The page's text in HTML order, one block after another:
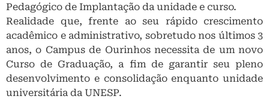
Pedagógico de Implantação da unidade e curso.
Realidade que, frente ao seu rápido crescimento
acadêmico e administrativo, sobretudo nos últimos 3
anos, o Campus de Ourinhos necessita de um novo
Curso de Graduação, a fim de garantir seu pleno
desenvolvimento e consolidação enquanto unidade
universitária da UNESP.